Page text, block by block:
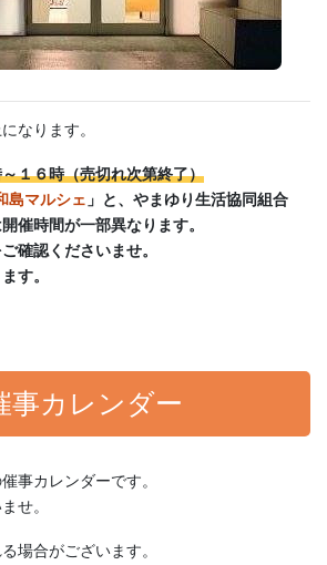
なります。
１６時（売切れ次第終了）
島マルシェ 」と、やまゆり生活協同組合
開催時間が一部異なります。
確認くださいませ。
す。
事カレンダー
事カレンダーです。
せ。
場合がございます。